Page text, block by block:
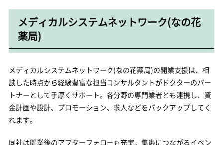
メディカルシステムネットワーク(なの花
薬局)
メディカルシステムネットワーク(なの花薬局)の開業支援は、相
談した時点から経験豊富な担当コンサルタントがドクターのパー
トナーとして手厚くサポート。各分野の専門業者とも連携し、資
金計画や設計、プロモーション、求人などをバックアップしてく
れます。
同社は開業後のアフターフォローも充実。集患につながるイベン